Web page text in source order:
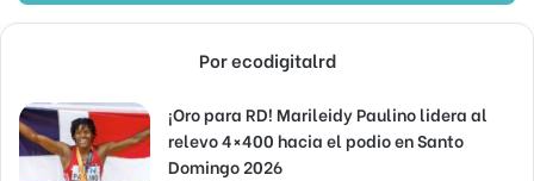
Por ecodigitalrd
¡Oro para RD! Marileidy Paulino lidera al
relevo 4×400 hacia el podio en Santo
Domingo 2026